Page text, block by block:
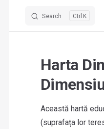
Search K
Harta
Această hartă
(suprafața lor